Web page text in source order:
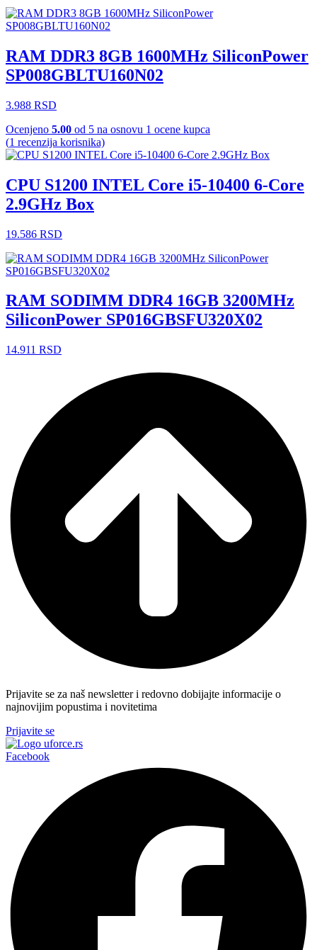
RAM DDR3 8GB 1600MHz SiliconPower
SP008GBLTU160N02
3.988 RSD
Ocenjeno 5.00 od 5 na osnovu 1 ocene kupca
(1 recenzija korisnika)
CPU S1200 INTEL Core i5-10400 6-Core
2.9GHz Box
19.586 RSD
RAM SODIMM DDR4 16GB 3200MHz
SiliconPower SP016GBSFU320X02
14.911 RSD
Prijavite se za naš newsletter i redovno dobijajte informacije o
najnovijim popustima i novitetima
Prijavite se
Facebook